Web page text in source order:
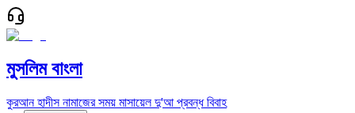
মুসলিম বাংলা
কুরআন হাদীস নামাজের সময় মাসায়েল দু'আ প্রবন্ধ বিবাহ